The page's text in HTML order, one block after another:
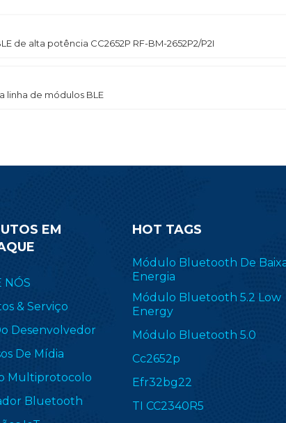
de alta potência CC2652P RF-BM-2652P2/P2I
linha de módulos BLE
EM
NÓS
& Serviço
Desenvolvedor
De Mídia
Multiprotocolo
Bluetooth
HOT TAGS
Módulo Bluetooth De
Energia
Módulo Bluetooth 5.2 Low
Energy
Módulo Bluetooth 5.0
Cc2652p
Efr32bg22
TI CC2340R5